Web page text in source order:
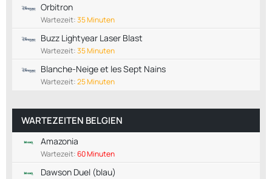
Orbitron
Wartezeit:35 Minuten
Buzz Lightyear Laser Blast
Wartezeit:35 Minuten
Blanche-Neige et les Sept Nains
Wartezeit:25 Minuten
WARTEZEITEN BELGIEN
Amazonia
Wartezeit:60 Minuten
Dawson Duel (blau)